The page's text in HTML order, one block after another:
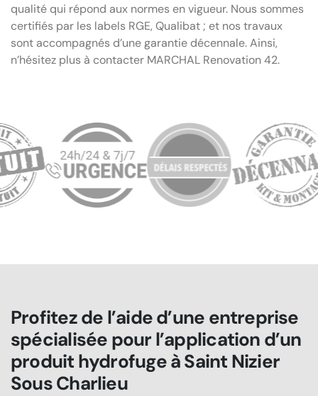
qualité qui répond aux normes en vigueur. Nous sommes
certifiés par les labels RGE, Qualibat ; et nos travaux
sont accompagnés d’une garantie décennale. Ainsi,
n’hésitez plus à contacter MARCHAL Renovation 42.
Profitez de l’aide d’une entreprise
spécialisée pour l’application d’un
produit hydrofuge à Saint Nizier
Sous Charlieu